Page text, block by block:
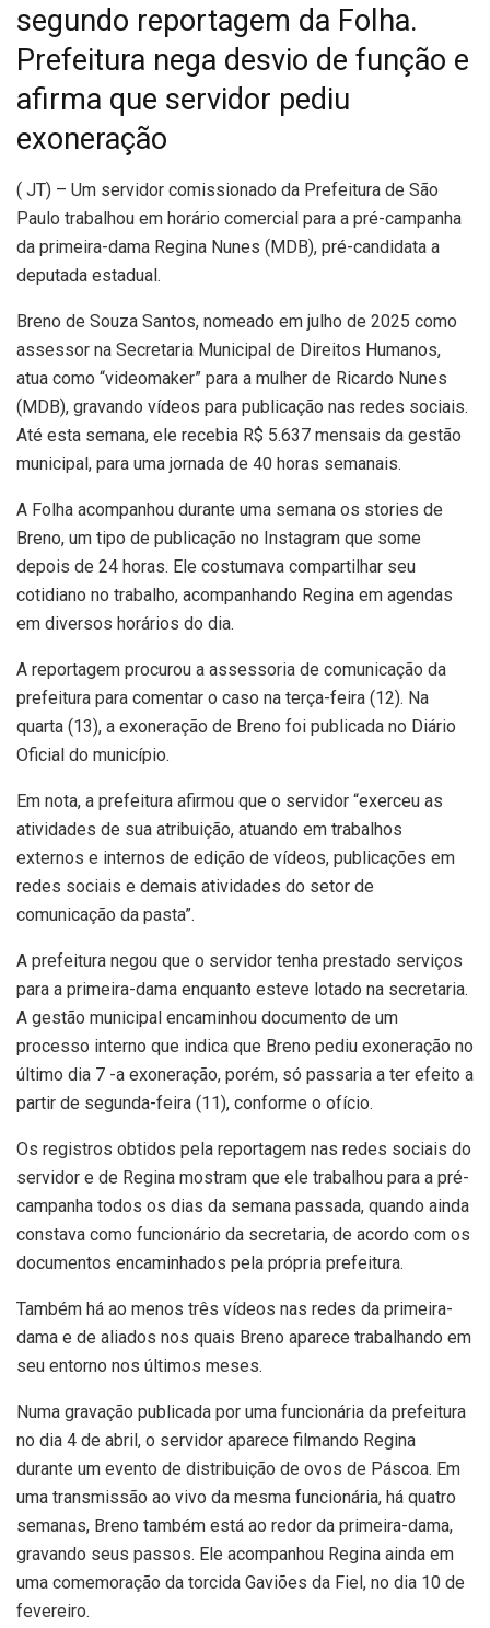
segundo reportagem da Folha.
Prefeitura nega desvio de função e
afirma que servidor pediu
exoneração
( JT) – Um servidor comissionado da Prefeitura de São
Paulo trabalhou em horário comercial para a pré-campanha
da primeira-dama Regina Nunes (MDB), pré-candidata a
deputada estadual.
Breno de Souza Santos, nomeado em julho de 2025 como
assessor na Secretaria Municipal de Direitos Humanos,
atua como “videomaker” para a mulher de Ricardo Nunes
(MDB), gravando vídeos para publicação nas redes sociais.
Até esta semana, ele recebia R$ 5.637 mensais da gestão
municipal, para uma jornada de 40 horas semanais.
A Folha acompanhou durante uma semana os stories de
Breno, um tipo de publicação no Instagram que some
depois de 24 horas. Ele costumava compartilhar seu
cotidiano no trabalho, acompanhando Regina em agendas
em diversos horários do dia.
A reportagem procurou a assessoria de comunicação da
prefeitura para comentar o caso na terça-feira (12). Na
quarta (13), a exoneração de Breno foi publicada no Diário
Oficial do município.
Em nota, a prefeitura afirmou que o servidor “exerceu as
atividades de sua atribuição, atuando em trabalhos
externos e internos de edição de vídeos, publicações em
redes sociais e demais atividades do setor de
comunicação da pasta”.
A prefeitura negou que o servidor tenha prestado serviços
para a primeira-dama enquanto esteve lotado na secretaria.
A gestão municipal encaminhou documento de um
processo interno que indica que Breno pediu exoneração no
último dia 7 -a exoneração, porém, só passaria a ter efeito a
partir de segunda-feira (11), conforme o ofício.
Os registros obtidos pela reportagem nas redes sociais do
servidor e de Regina mostram que ele trabalhou para a pré-
campanha todos os dias da semana passada, quando ainda
constava como funcionário da secretaria, de acordo com os
documentos encaminhados pela própria prefeitura.
Também há ao menos três vídeos nas redes da primeira-
dama e de aliados nos quais Breno aparece trabalhando em
seu entorno nos últimos meses.
Numa gravação publicada por uma funcionária da prefeitura
no dia 4 de abril, o servidor aparece filmando Regina
durante um evento de distribuição de ovos de Páscoa. Em
uma transmissão ao vivo da mesma funcionária, há quatro
semanas, Breno também está ao redor da primeira-dama,
gravando seus passos. Ele acompanhou Regina ainda em
uma comemoração da torcida Gaviões da Fiel, no dia 10 de
fevereiro.